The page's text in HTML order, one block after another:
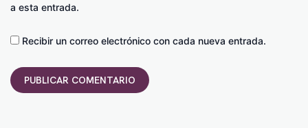
a esta entrada.
Recibir un correo electrónico con cada nueva entrada.